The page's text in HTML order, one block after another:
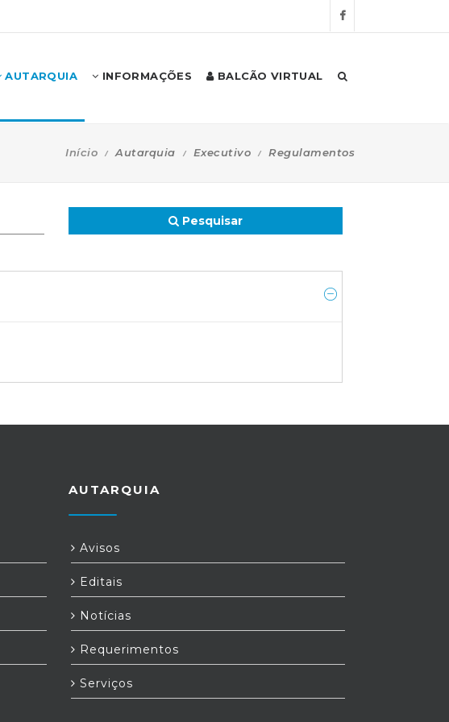
AUTARQUIA INFORMAÇÕES BALCÃO VIRTUAL
Início Autarquia Executivo Regulamentos
Pesquisar
AUTARQUIA
Avisos
Editais
Notícias
Requerimentos
Serviços